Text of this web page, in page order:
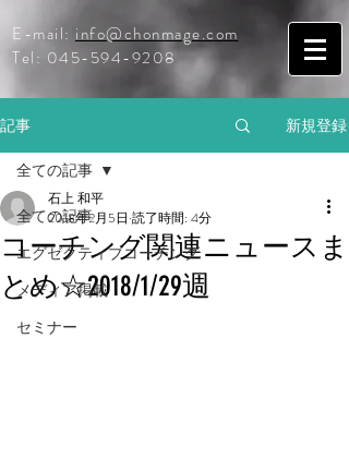
E-mail: info@chonmage.com
Tel: 045-594-9208
記事 新規登録
全ての記事
エグゼクティブコーチング
メディア掲載
セミナー
全ての記事
コーチング関連ニュースま
とめ☆2018/1/29週
石上 和平
2018年2月5日 読了時間: 4分